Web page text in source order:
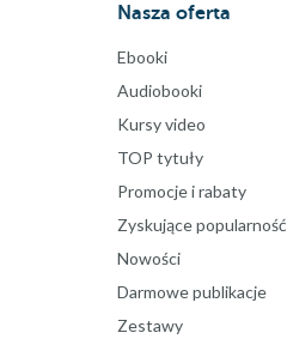
Nasza oferta
Ebooki
Audiobooki
Kursy video
TOP tytuły
Promocje i rabaty
Zyskujące popularność
Nowości
Darmowe publikacje
Zestawy